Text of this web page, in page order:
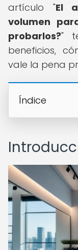
artículo "El
volumen
probarlos?"
beneficios,
vale la pena
Índice